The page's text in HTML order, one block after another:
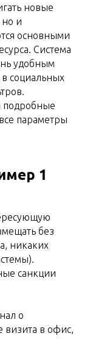
новые
но и
основными
Система
удобным
социальных
подробные
параметры
1
без
никаких
санкции
о
визита в офис,